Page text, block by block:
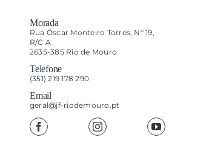
Morada
Rua Óscar Monteiro Torres, Nº 19,
R/C A
2635-385 Rio de Mouro
Telefone
(351) 219 178 290
Email
geral@jf-riodemouro.pt